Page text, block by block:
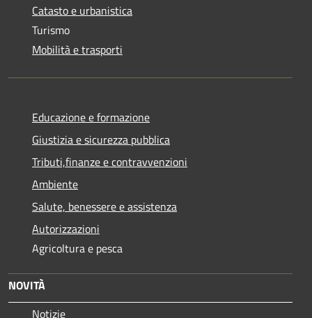
Catasto e urbanistica
Turismo
Mobilità e trasporti
Educazione e formazione
Giustizia e sicurezza pubblica
Tributi,finanze e contravvenzioni
Ambiente
Salute, benessere e assistenza
Autorizzazioni
Agricoltura e pesca
NOVITÀ
Notizie